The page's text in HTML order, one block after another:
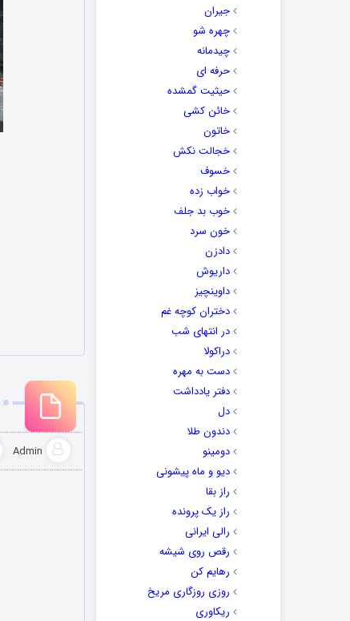
جیران
چهره شو
چیدمانه
حرفه ای
حیثیت گمشده
خائن کشی
خاتون
خجالت نکش
خسوف
خواب زده
خوب بد جلف
خون سرد
دادزن
داریوش
داوینچیز
دختران کوچه غم
در انتهای شب
دراکولا
دست به مهره
دفتر یادداشت
دل
دندون طلا
دومینو
دیو و ماه پیشونی
راز بقا
راز یک پرونده
رالی ایرانی
رقص روی شیشه
رهایم کن
روزی روزگاری مریخ
ریکاوری
Admin